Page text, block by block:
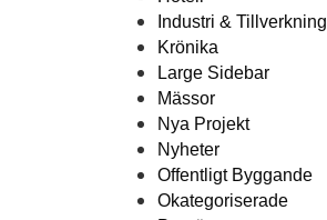
Industri & Tillverkning
Krönika
Large Sidebar
Mässor
Nya Projekt
Nyheter
Offentligt Byggande
Okategoriserade